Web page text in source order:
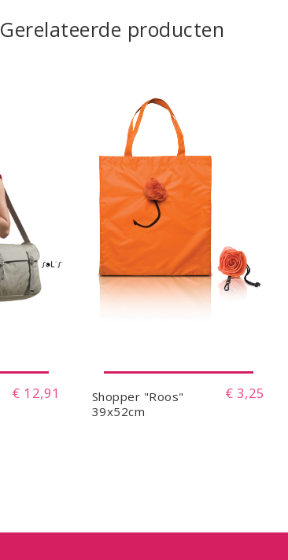
Gerelateerde producten
€ 12,91
Shopper "Roos"
39x52cm
€ 3,25